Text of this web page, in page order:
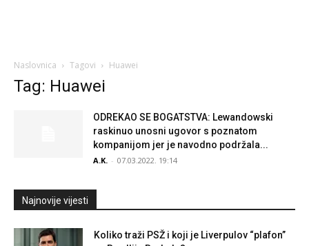
Naslovnica Tagovi Huawei
Tag: Huawei
ODREKAO SE BOGATSTVA: Lewandowski
raskinuo unosni ugovor s poznatom
kompanijom jer je navodno podržala...
A.K. - 07.03.2022. 19:14
Najnovije vijesti
Koliko traži PSŽ i koji je Liverpulov “plafon”